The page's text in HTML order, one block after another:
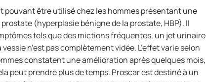
pouvant être utilisé chez les hommes présentant une
(hyperplasie bénigne de la prostate, HBP). Il
tels que des mictions fréquentes, un jet urinaire
n’est pas complètement vidée. L’effet varie selon
constatent une amélioration après quelques mois,
peut prendre plus de temps. Proscar est destiné à un